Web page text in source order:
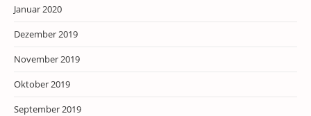
Januar 2020
Dezember 2019
November 2019
Oktober 2019
September 2019